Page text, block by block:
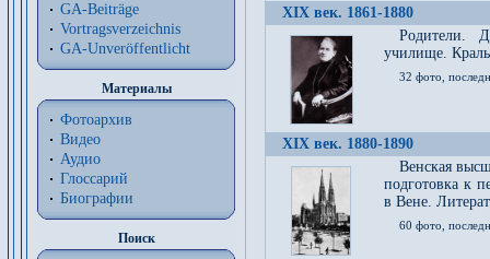
GA-Beiträge
Vortragsverzeichnis
GA-Unveröffentlicht
Материалы
Фотоархив
Видео
Аудио
Глоссарий
Биографии
Поиск
XIX век. 1861-1880
Родители.
училище.
32 фото,
XIX век. 1880-1890
Венская
подготовка к
в Вене.
60 фото,